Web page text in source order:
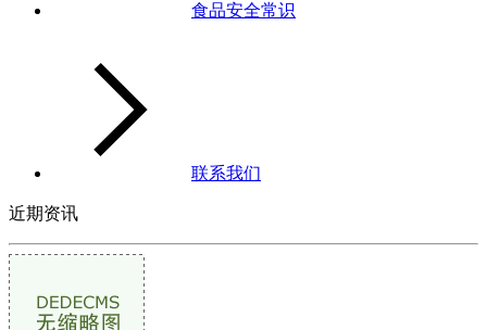
食品安全常识
联系我们
近期资讯